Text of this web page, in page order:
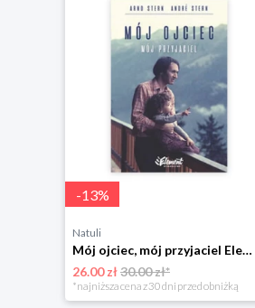
-13%
Natuli
Mój ojciec, mój przyjaciel Element
26.00 zł30.00 zł*
*najniższa cena z 30 dni przed obniżką